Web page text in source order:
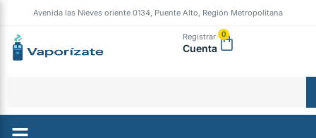
Avenida las Nieves oriente 0134, Puente Alto, Región Metropolitana
Registrar
Cuenta
0